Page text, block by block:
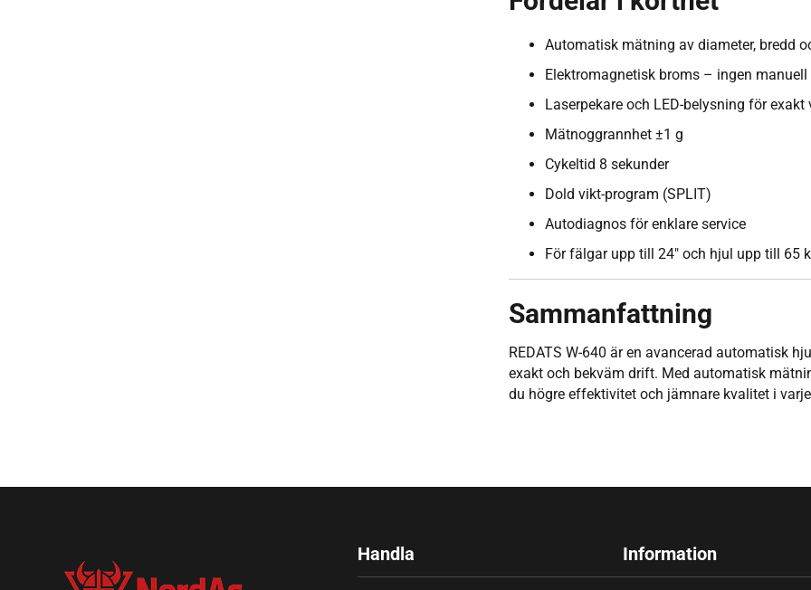
Automatisk mätning av diameter, bredd
Elektromagnetisk broms – ingen
Laserpekare och LED-belysning för exakt
Mätnoggrannhet ±1 g
Cykeltid 8 sekunder
Dold vikt-program (SPLIT)
Autodiagnos för enklare service
För fälgar upp till 24" och hjul upp till 65
Sammanfattning
REDATS W-640 är en avancerad automatisk
exakt och bekväm drift. Med automatisk
du högre effektivitet och jämnare kvalitet i
Handla Information